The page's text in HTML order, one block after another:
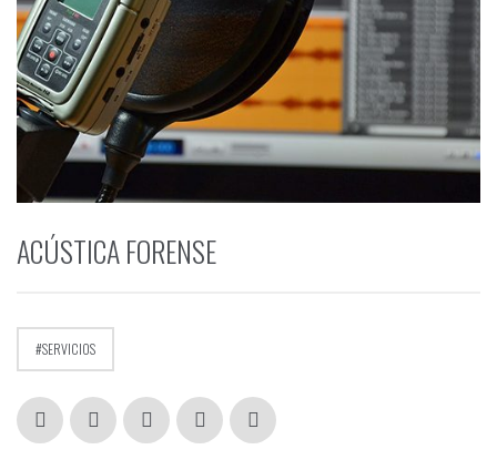
ACÚSTICA FORENSE
SERVICIOS